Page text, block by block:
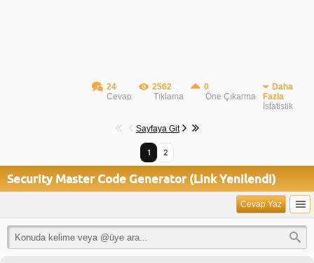
24
Cevap
2562
Tıklama
0
Öne Çıkarma
Daha
Fazla
İstatistik
Sayfaya Git
1 2
Security Master Code Generator (Link Yenilendi)
Cevap Yaz